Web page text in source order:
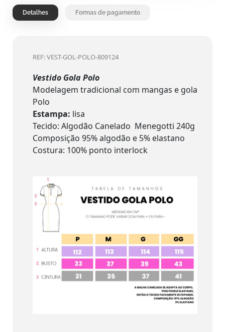
Detalhes Formas de pagamento
REF: VEST-GOL-POLO-809124
Vestido Gola Polo
Modelagem tradicional com mangas e gola
Polo
Estampa: lisa
Tecido: Algodão Canelado Menegotti 240g
Composição 95% algodão e 5% elastano
Costura: 100% ponto interlock